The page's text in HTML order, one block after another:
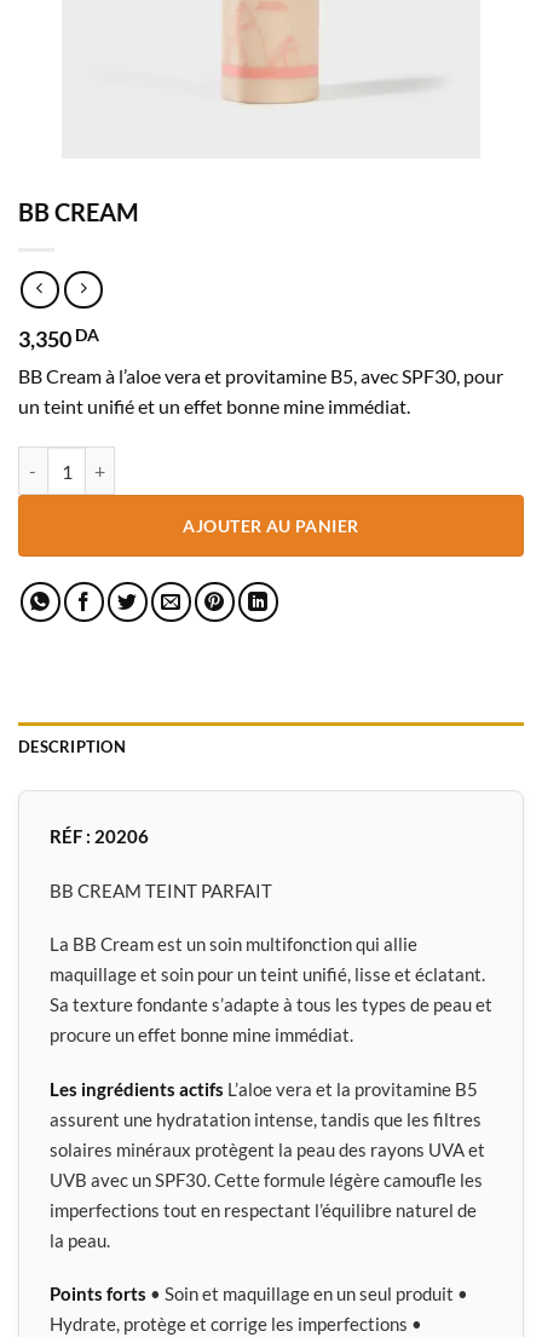
BB CREAM
3,350 DA
BB Cream à l’aloe vera et provitamine B5, avec SPF30, pour
un teint unifié et un effet bonne mine immédiat.
AJOUTER AU PANIER
DESCRIPTION
RÉF : 20206
BB CREAM TEINT PARFAIT
La BB Cream est un soin multifonction qui allie
maquillage et soin pour un teint unifié, lisse et éclatant.
Sa texture fondante s’adapte à tous les types de peau et
procure un effet bonne mine immédiat.
Les ingrédients actifs L’aloe vera et la provitamine B5
assurent une hydratation intense, tandis que les filtres
solaires minéraux protègent la peau des rayons UVA et
UVB avec un SPF30. Cette formule légère camoufle les
imperfections tout en respectant l’équilibre naturel de
la peau.
Points forts • Soin et maquillage en un seul produit •
Hydrate, protège et corrige les imperfections •